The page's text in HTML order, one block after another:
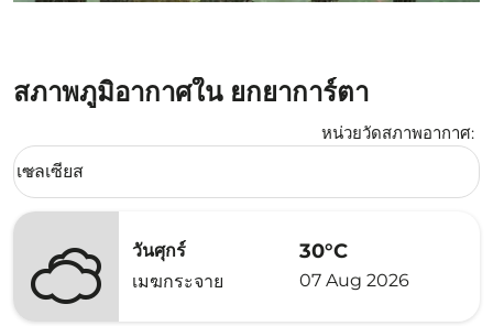
สภาพภูมิอากาศใน ยกยาการ์ตา
หน่วยวัดสภาพอากาศ:
Weather unit option เซลเซียส Selected
เซลเซียส
keyboard_arrow_down
วันศุกร์
เมฆกระจาย
30°C
07 Aug 2026